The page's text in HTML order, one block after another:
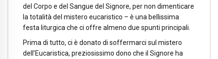
del Corpo e del Sangue del Signore, per non dimenticare
la totalità del mistero eucaristico – è una bellissima
festa liturgica che ci offre almeno due spunti principali.
Prima di tutto, ci è donato di soffermarci sul mistero
dell’Eucaristica, preziosissimo dono che il Signore ha